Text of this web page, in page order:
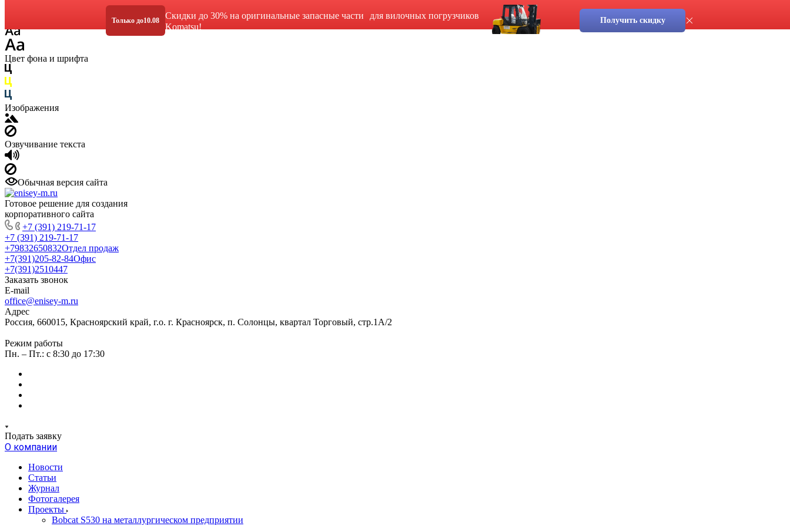
Только до10.08
Скидки до 30% на оригинальные запасные части для вилочных погрузчиков
Komatsu!
Получить скидку
Цвет фона и шрифта
Изображения
Озвучивание текста
Обычная версия сайта
Готовое решение для создания
корпоративного сайта
+7 (391) 219-71-17
+7 (391) 219-71-17
+79832650832Отдел продаж
+7(391)205-82-84Офис
+7(391)2510447
Заказать звонок
E-mail
office@enisey-m.ru
Адрес
Россия, 660015, Красноярский край, г.о. г. Красноярск, п. Солонцы, квартал Торговый, стр.1А/2
Режим работы
Пн. – Пт.: c 8:30 до 17:30
Подать заявку
О компании
Новости
Статьи
Журнал
Фотогалерея
Проекты
Bobcat S530 на металлургическом предприятии